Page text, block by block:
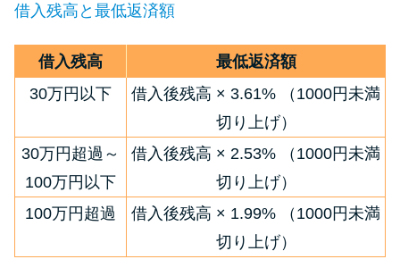
は要注意！
090金融（闇金）からお金を借り
てはいけない理由と借りた場合
の対処法
申し込みブラックとは?判断の目
安や審査に通らない理由
借入残高と最低返済額
借入残高
最低返済額
30万円以下
借入後残高 × 3.61% （1000円未満
切り上げ）
30万円超過～
100万円以下
借入後残高 × 2.53% （1000円未満
切り上げ）
100万円超過
借入後残高 × 1.99% （1000円未満
切り上げ）